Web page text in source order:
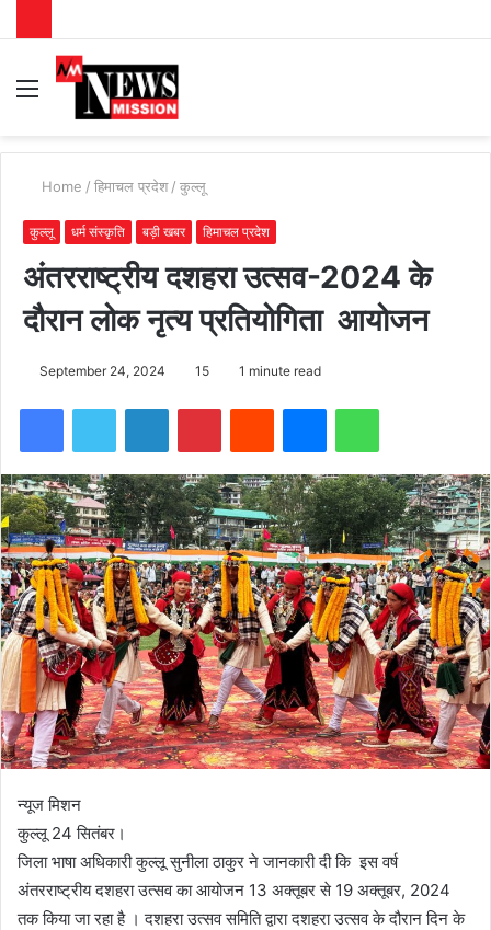
Menu
Home / हिमाचल प्रदेश / कुल्लू
कुल्लू धर्म संस्कृति बड़ी खबर हिमाचल प्रदेश
अंतरराष्ट्रीय दशहरा उत्सव-2024 के
दौरान लोक नृत्य प्रतियोगिता आयोजन
September 24, 2024 15 1 minute read
न्यूज मिशन
कुल्लू 24 सितंबर।
जिला भाषा अधिकारी कुल्लू सुनीला ठाकुर ने जानकारी दी कि इस वर्ष
अंतरराष्ट्रीय दशहरा उत्सव का आयोजन 13 अक्तूबर से 19 अक्तूबर, 2024
तक किया जा रहा है । दशहरा उत्सव समिति द्वारा दशहरा उत्सव के दौरान दिन के